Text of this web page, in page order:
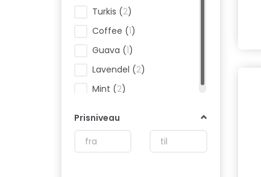
Turkis (2)
Coffee (1)
Guava (1)
Lavendel (2)
Mint (2)
Prisniveau